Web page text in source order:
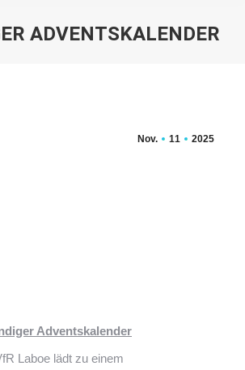
ADVENTSKALENDER
Nov. 11 2025
Adventskalender
Laboe lädt zu einem